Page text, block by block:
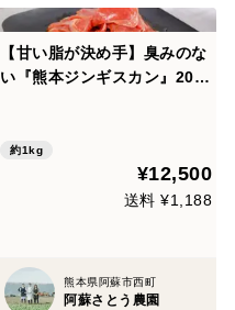
【甘い脂が決め手】臭みのな
い『熊本ジンギスカン』200
約1kg
¥12,500
送料 ¥1,188
熊本県阿蘇市西町
阿蘇さとう農園